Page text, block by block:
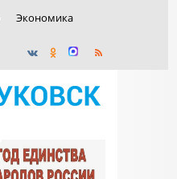
Экономика